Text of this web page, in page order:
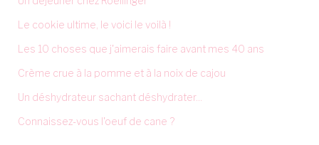
Le cookie ultime, le voici le voilà !
Les 10 choses que j'aimerais faire avant mes 40 ans
Crème crue à la pomme et à la noix de cajou
Un déshydrateur sachant déshydrater...
Connaissez-vous l'oeuf de cane ?